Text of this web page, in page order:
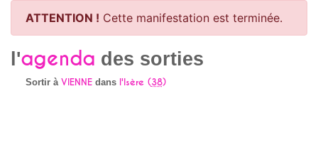
ATTENTION ! Cette manifestation est terminée.
l'agenda des sorties
Sortir à VIENNEdans l'Isère (38)